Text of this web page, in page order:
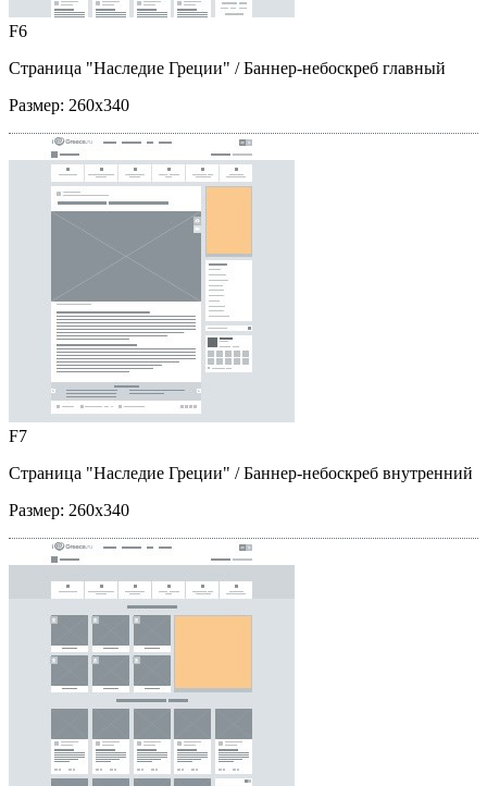
F6
Страница "Наследие Греции" / Баннер-небоскреб главный
Размер: 260x340
F7
Страница "Наследие Греции" / Баннер-небоскреб внутренний
Размер: 260x340